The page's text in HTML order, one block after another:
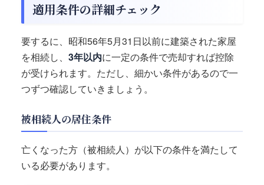
適用条件の詳細チェック
要するに、昭和56年5月31日以前に建築された家屋
を相続し、 3年以内に一定の条件で売却すれば控除
が受けられます。ただし、細かい条件があるので一
つずつ確認していきましょう。
被相続人の居住条件
亡くなった方（被相続人）が以下の条件を満たして
いる必要があります。